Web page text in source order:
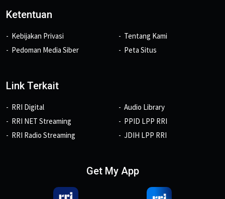
Ketentuan
Kebijakan Privasi
Pedoman Media Siber
Tentang Kami
Peta Situs
Link Terkait
RRI Digital
RRI NET Streaming
RRI Radio Streaming
Audio Library
PPID LPP RRI
JDIH LPP RRI
Get My App